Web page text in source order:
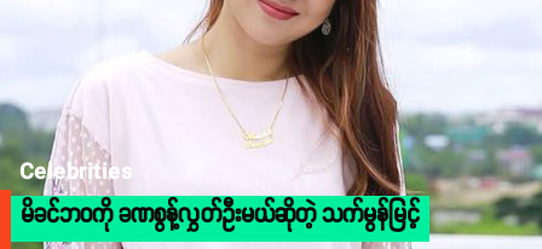
Celebrities
မိခင်ဘဝကို ခဏစွန့်လွှတ်ဦးမယ်ဆိုတဲ့ သက်မွန်မြင့်